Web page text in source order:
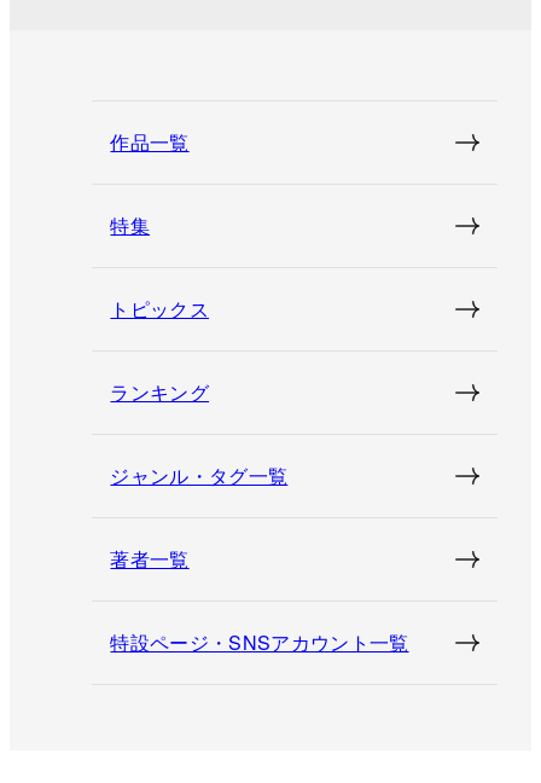
作品一覧
特集
トピックス
ランキング
ジャンル・タグ一覧
著者一覧
特設ページ・SNSアカウント一覧